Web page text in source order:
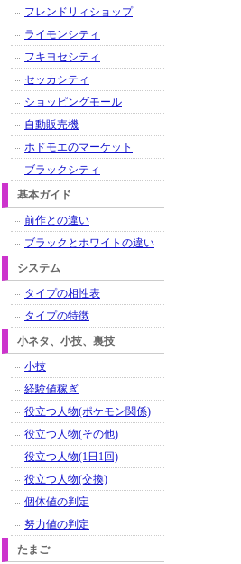
フレンドリィショップ
ライモンシティ
フキヨセシティ
セッカシティ
ショッピングモール
自動販売機
ホドモエのマーケット
ブラックシティ
基本ガイド
前作との違い
ブラックとホワイトの違い
システム
タイプの相性表
タイプの特徴
小ネタ、小技、裏技
小技
経験値稼ぎ
役立つ人物(ポケモン関係)
役立つ人物(その他)
役立つ人物(1日1回)
役立つ人物(交換)
個体値の判定
努力値の判定
たまご